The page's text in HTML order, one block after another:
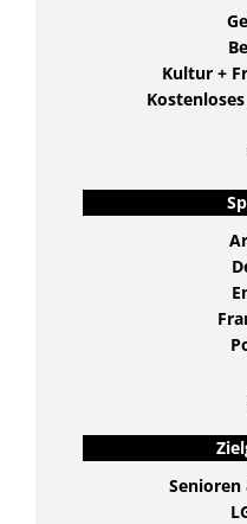
Kultur +
Senioren